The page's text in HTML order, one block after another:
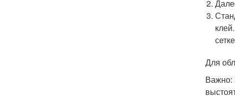
Для
Важно: